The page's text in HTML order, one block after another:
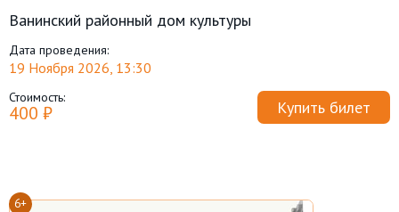
Ванинский районный дом культуры
Дата проведения:
19 Ноября 2026, 13:30
Стоимость:
400 ₽ Купить билет
6+